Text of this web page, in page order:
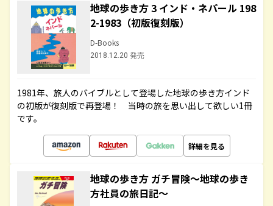
地球の歩き方 3 インド・ネパール 198
2-1983（初版復刻版）
D-Books
2018.12.20 発売
1981年、旅人のバイブルとして登場した地球の歩き方インド
の初版が復刻版で再登場！ 当時の旅を思い出して欲しい1冊
です。
詳細を見る
地球の歩き方 ガチ冒険～地球の歩き
方社員の旅日記～